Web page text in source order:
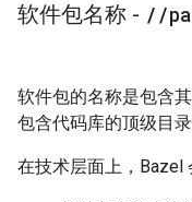
软件包名称 - //
软件包的名称是包含其
包含代码库的顶级目录
在技术层面上，Bazel